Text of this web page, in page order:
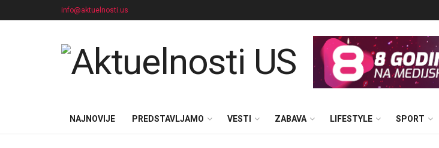
info@aktuelnosti.us
NAJNOVIJE PREDSTAVLJAMO VESTI ZABAVA LIFESTYLE SPORT